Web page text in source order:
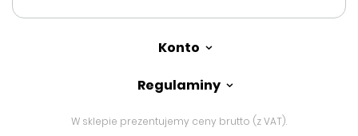
Konto
Regulaminy
W sklepie prezentujemy ceny brutto (z VAT).